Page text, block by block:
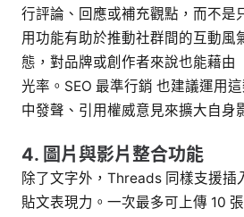
行評論、回應或補充觀點，而不是
用功能有助於推動社群間的互動風
態，對品牌或創作者來說也能藉由
光率。SEO 最準行銷 也建議運用
中發聲、引用權威意見來擴大自身
4. 圖片與影片整合功能
除了文字外，Threads 同樣支援插
貼文表現力。一次最多可上傳 10